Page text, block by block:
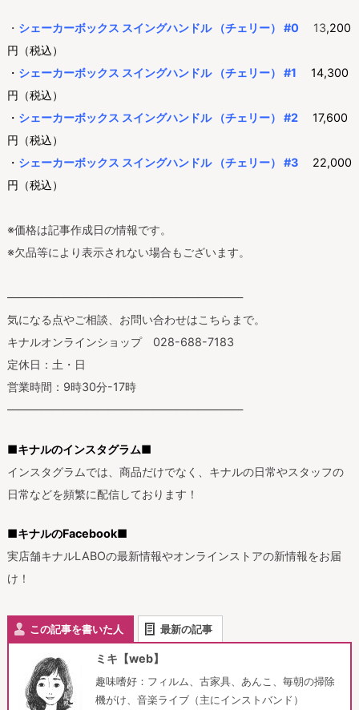
・ シェーカーボックス スイングハンドル （チェリー） #013,200
円（税込）
・ シェーカーボックス スイングハンドル （チェリー） #1 14,300
円（税込）
・ シェーカーボックス スイングハンドル （チェリー） #217,600
円（税込）
・ シェーカーボックス スイングハンドル （チェリー） #322,000
円（税込）
※価格は記事作成日の情報です。
※欠品等により表示されない場合もございます。
—————————————————————
気になる点やご相談、お問い合わせはこちらまで。
キナルオンラインショップ 028-688-7183
定休日：土・日
営業時間：9時30分-17時
—————————————————————
■キナルのインスタグラム■
インスタグラムでは、商品だけでなく、キナルの日常やスタッフの
日常などを頻繁に配信しております！
■キナルのFacebook■
実店舗キナルLABOの最新情報やオンラインストアの新情報をお届
け！
この記事を書いた人 最新の記事
ミキ【web】
趣味嗜好：フィルム、古家具、あんこ、毎朝の掃除
機がけ、音楽ライブ（主にインストバンド）